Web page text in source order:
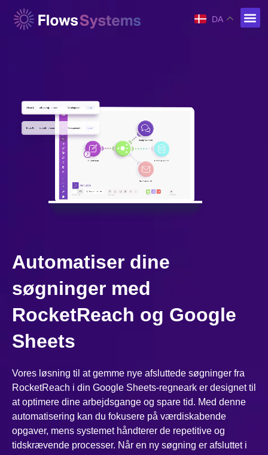
DA
Automatiser dine
søgninger med
RocketReach og Google
Sheets
Vores løsning til at gemme nye afsluttede søgninger fra
RocketReach i din Google Sheets-regneark er designet til
at optimere dine arbejdsgange og spare tid. Med denne
automatisering kan du fokusere på værdiskabende
opgaver, mens systemet håndterer de repetitive og
tidskrævende processer. Når en ny søgning er afsluttet i